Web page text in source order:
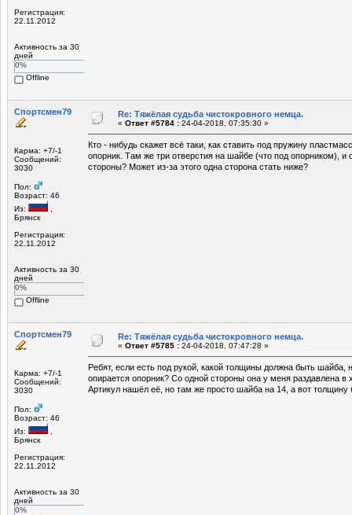
Регистрация:
22.11.2012
Активность за 30
дней
0%
Offline
Спортсмен79
Карма: +7/-1
Сообщений:
3030
Пол:
Возраст: 46
Из:
Брянск
Регистрация:
22.11.2012
Активность за 30
дней
0%
Offline
Re: Тяжёлая судьба чистокровного немца.
« Ответ #5784 : 24-04-2018, 07:35:30 »
Кто - нибудь скажет всё таки, как ставить под пружину
опорник. Там же три отверстия на шайбе (что под опорником), и
стороны? Может из-за этого одна сторона стать ниже?
Спортсмен79
Карма: +7/-1
Сообщений:
3030
Пол:
Возраст: 46
Из:
Брянск
Регистрация:
22.11.2012
Активность за 30
дней
0%
Re: Тяжёлая судьба чистокровного немца.
« Ответ #5785 : 24-04-2018, 07:47:28 »
Ребят, если есть под рукой, какой толщины должна быть шайба,
опирается опорник? Со одной стороны она у меня раздавлена в
Артикул нашёл её, но там же просто шайба на 14, а вот толщину